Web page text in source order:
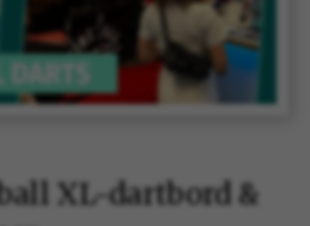
XL-dartbord &